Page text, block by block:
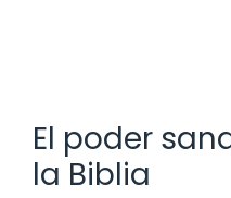
El poder
la Biblia